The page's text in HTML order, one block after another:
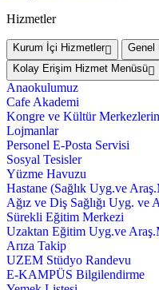
Hizmetler
Kurum İçi Hizmetler
Genel
Kolay Erişim Hizmet Menüsü
Anaokulumuz
Cafe Akademi
Kongre ve Kültür
Lojmanlar
Personel E-Posta Servisi
Sosyal Tesisler
Yüzme Havuzu
Hastane (Sağlık Uyg.ve
Ağız ve Diş Sağlığı Uyg. ve
Sürekli Eğitim Merkezi
Uzaktan Eğitim Uyg.ve
Arıza Takip
UZEM Stüdyo Randevu
E-KAMPÜS Bilgilendirme